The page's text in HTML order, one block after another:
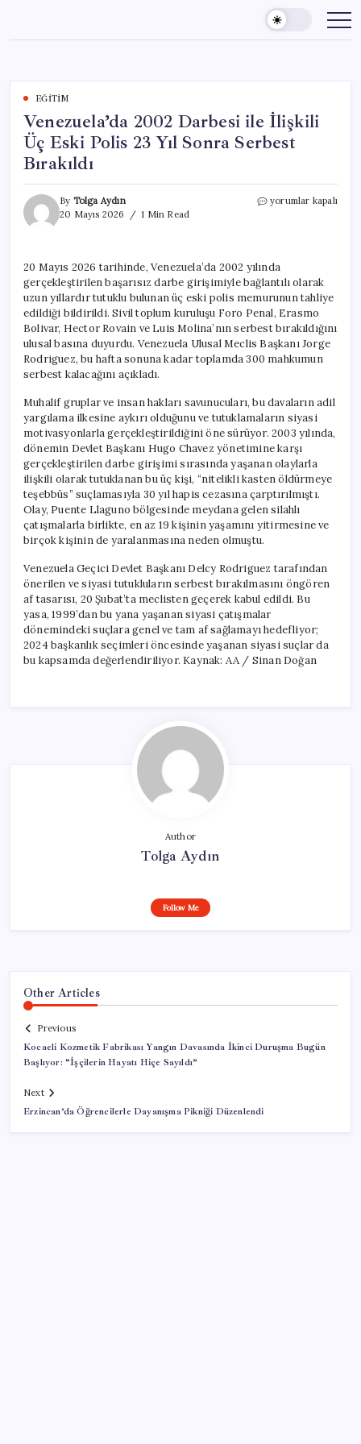
content
EĞITIM
Venezuela’da 2002 Darbesi ile İlişkili
Üç Eski Polis 23 Yıl Sonra Serbest
Bırakıldı
By Tolga Aydın
20 Mayıs 2026
1 Min Read
Venezuela’da
Üç
Eski
Polis
23
Yıl
Sonra
Serbest
Bırakıldı
yorumlar kapalı
20 Mayıs 2026 tarihinde, Venezuela’da 2002 yılında
gerçekleştirilen başarısız darbe girişimiyle bağlantılı olarak
uzun yıllardır tutuklu bulunan üç eski polis memurunun tahliye
edildiği bildirildi. Sivil toplum kuruluşu Foro Penal, Erasmo
Bolivar, Hector Rovain ve Luis Molina’nın serbest bırakıldığını
ulusal basına duyurdu. Venezuela Ulusal Meclis Başkanı Jorge
Rodriguez, bu hafta sonuna kadar toplamda 300 mahkumun
serbest kalacağını açıkladı.
Muhalif gruplar ve insan hakları savunucuları, bu davaların adil
yargılama ilkesine aykırı olduğunu ve tutuklamaların siyasi
motivasyonlarla gerçekleştirildiğini öne sürüyor. 2003 yılında,
dönemin Devlet Başkanı Hugo Chavez yönetimine karşı
gerçekleştirilen darbe girişimi sırasında yaşanan olaylarla
ilişkili olarak tutuklanan bu üç kişi, “nitelikli kasten öldürmeye
teşebbüs” suçlamasıyla 30 yıl hapis cezasına çarptırılmıştı.
Olay, Puente Llaguno bölgesinde meydana gelen silahlı
çatışmalarla birlikte, en az 19 kişinin yaşamını yitirmesine ve
birçok kişinin de yaralanmasına neden olmuştu.
Venezuela Geçici Devlet Başkanı Delcy Rodriguez tarafından
önerilen ve siyasi tutukluların serbest bırakılmasını öngören
af tasarısı, 20 Şubat’ta meclisten geçerek kabul edildi. Bu
yasa, 1999’dan bu yana yaşanan siyasi çatışmalar
dönemindeki suçlara genel ve tam af sağlamayı hedefliyor;
2024 başkanlık seçimleri öncesinde yaşanan siyasi suçlar da
bu kapsamda değerlendiriliyor. Kaynak: AA / Sinan Doğan
Author
Tolga Aydın
Follow Me
Other Articles
Previous
Kocaeli Kozmetik Fabrikası Yangın Davasında İkinci Duruşma Bugün
Başlıyor: “İşçilerin Hayatı Hiçe Sayıldı”
Next
Erzincan’da Öğrencilerle Dayanışma Pikniği Düzenlendi